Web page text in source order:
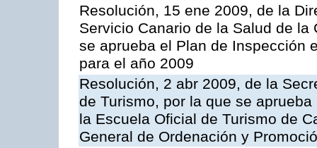
Resolución, 15 ene 2009, de la
Servicio Canario de la Salud de
se aprueba el Plan de Inspección
para el año 2009
Resolución, 2 abr 2009, de la
de Turismo, por la que se
la Escuela Oficial de Turismo de
General de Ordenación y